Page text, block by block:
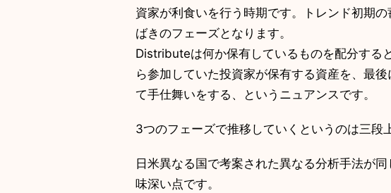
資家が利食いを行う時期です。トレンド初期
ばきのフェーズとなります。
Distributeは何か保有しているものを配分する
ら参加していた投資家が保有する資産を、最
て手仕舞いをする、というニュアンスです。
3つのフェーズで推移していくというのは三段
日米異なる国で考案された異なる分析手法が
味深い点です。